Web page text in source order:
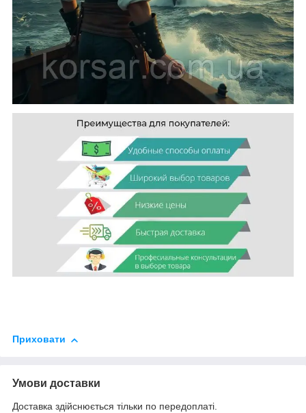
Приховати
Умови доставки
Доставка здійснюється тільки по передоплаті.